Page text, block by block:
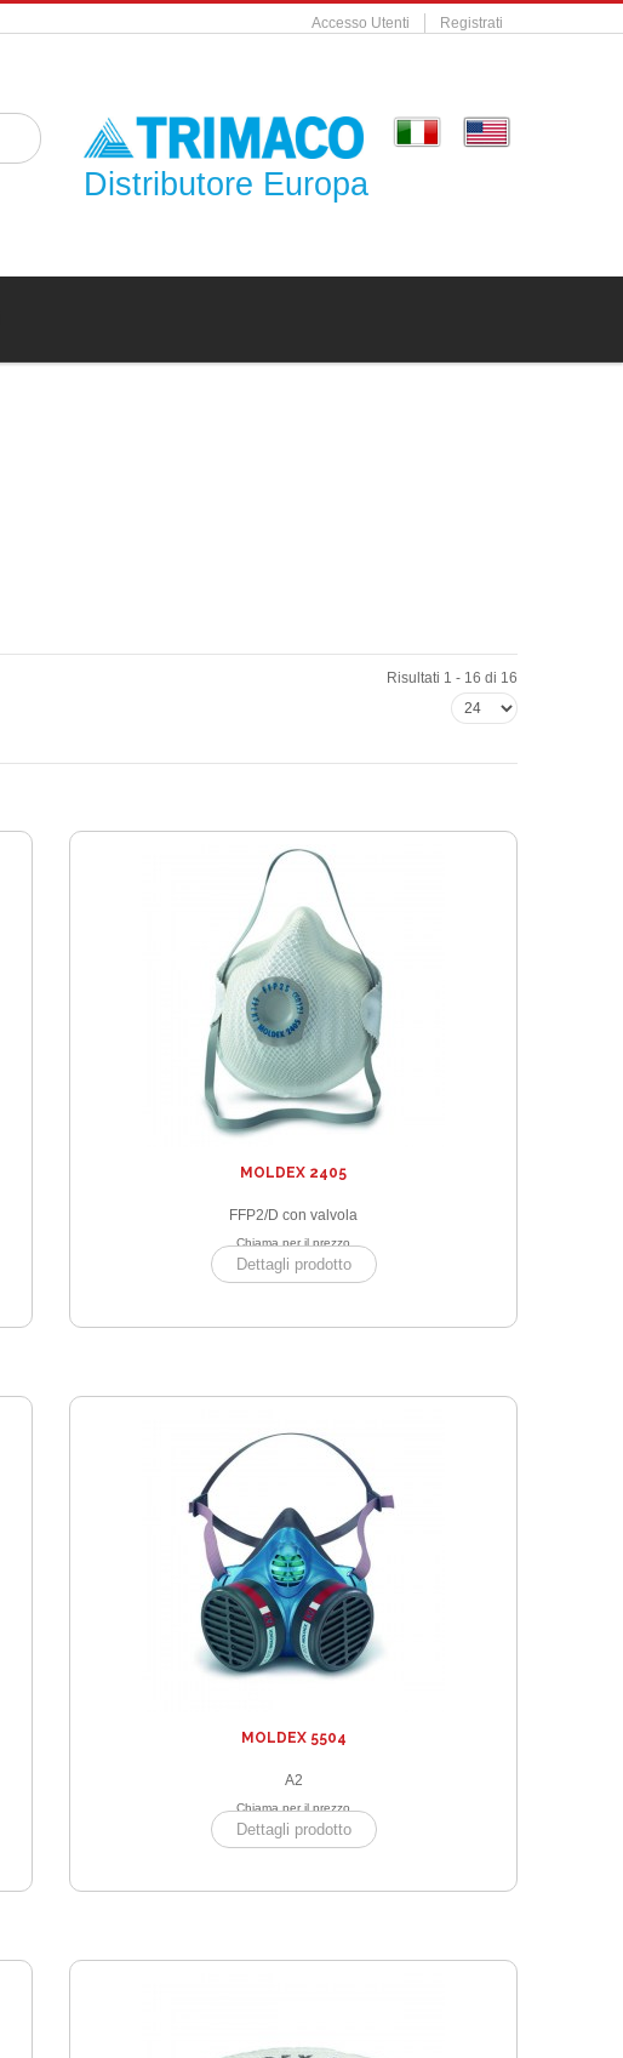
Accesso Utenti Registrati
Distributore Europa
Risultati 1 - 16 di 16
MOLDEX 2405
FFP2/D con valvola
Chiama per il prezzo
Dettagli prodotto
MOLDEX 5504
A2
Chiama per il prezzo
Dettagli prodotto